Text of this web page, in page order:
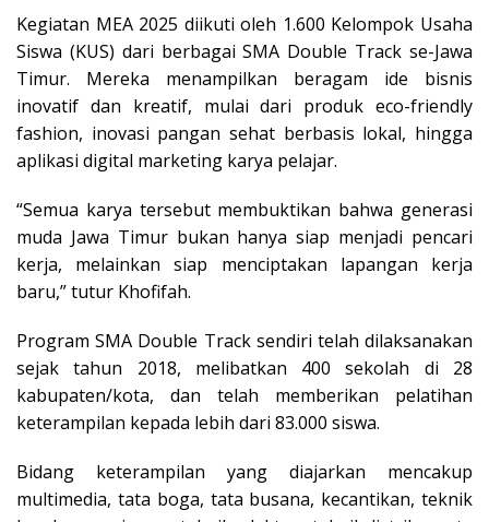
Kegiatan MEA 2025 diikuti oleh 1.600 Kelompok Usaha
Siswa (KUS) dari berbagai SMA Double Track se-Jawa
Timur. Mereka menampilkan beragam ide bisnis
inovatif dan kreatif, mulai dari produk eco-friendly
fashion, inovasi pangan sehat berbasis lokal, hingga
aplikasi digital marketing karya pelajar.
“Semua karya tersebut membuktikan bahwa generasi
muda Jawa Timur bukan hanya siap menjadi pencari
kerja, melainkan siap menciptakan lapangan kerja
baru,” tutur Khofifah.
Program SMA Double Track sendiri telah dilaksanakan
sejak tahun 2018, melibatkan 400 sekolah di 28
kabupaten/kota, dan telah memberikan pelatihan
keterampilan kepada lebih dari 83.000 siswa.
Bidang keterampilan yang diajarkan mencakup
multimedia, tata boga, tata busana, kecantikan, teknik